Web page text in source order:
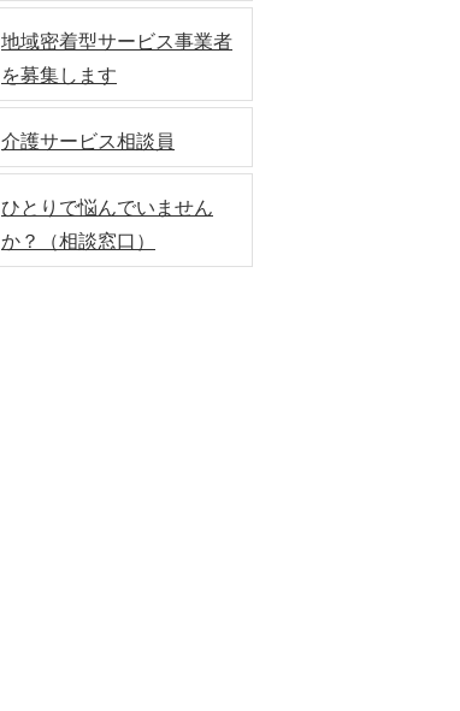
地域密着型サービス事業者
を募集します
介護サービス相談員
ひとりで悩んでいません
か？（相談窓口）